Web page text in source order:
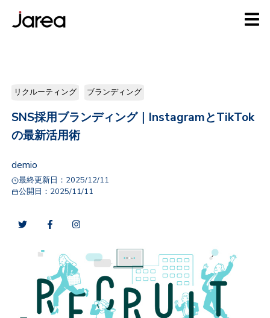
リクルーティング ブランディング
SNS採用ブランディング｜InstagramとTikTok
の最新活用術
demio
最終更新日： 2025/12/11
公開日： 2025/11/11